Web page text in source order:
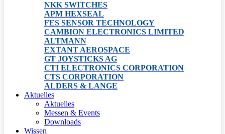
NKK SWITCHES
APM HEXSEAL
FES SENSOR TECHNOLOGY
CAMBION ELECTRONICS LIMITED
ALTMANN
EXTANT AEROSPACE
GT JOYSTICKS AG
CTI ELECTRONICS CORPORATION
CTS CORPORATION
ALDERS & LANGE
Aktuelles
Aktuelles
Messen & Events
Downloads
Wissen